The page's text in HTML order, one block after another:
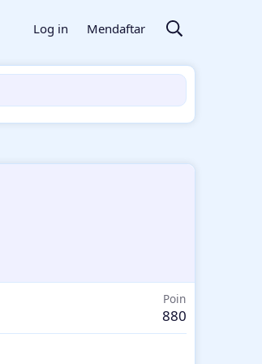
Log in Mendaftar
Poin
880